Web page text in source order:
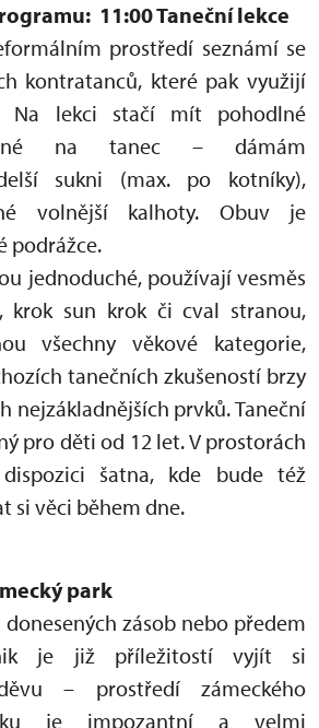
11:00 Taneční lekce
prostředí seznámí se
kontratanců, které pak využijí
Na lekci stačí mít pohodlné
na tanec – dámám
sukni (max. po kotníky),
volnější kalhoty. Obuv je
podrážce.
jednoduché, používají vesměs
krok sun krok či cval stranou,
všechny věkové kategorie,
tanečních zkušeností brzy
nejzákladnějších prvků. Taneční
pro děti od 12 let. V prostorách
šatna, kde bude též
si věci během dne.
park
zásob nebo předem
je již příležitostí vyjít si
– prostředí zámeckého
je impozantní a velmi